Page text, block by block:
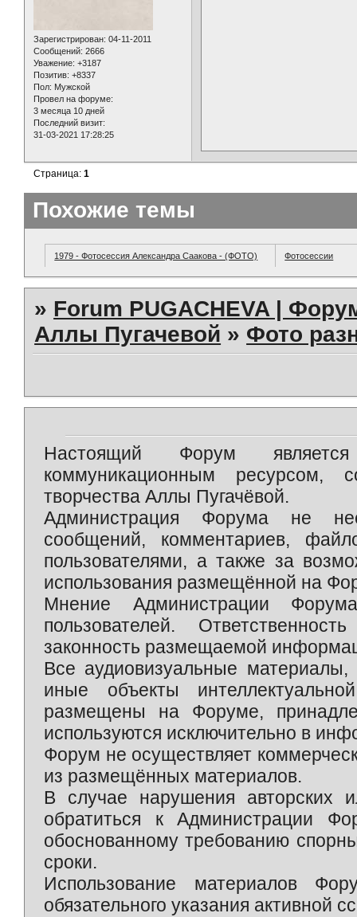
Зарегистрирован: 04-11-2011
Сообщений: 2666
Уважение: +3187
Позитив: +8337
Пол: Мужской
Провел на форуме:
3 месяца 10 дней
Последний визит:
31-03-2021 17:28:25
Страница:1
Похожие темы
1979 - Фотосессия Александра Саакова - (ФОТО) Фотосессии
» Forum PUGACHEVA |
Аллы Пугачевой » Фото
Настоящий Форум является
коммуникационным ресурсом,
творчества Аллы Пугачёвой.
Администрация Форума не
сообщений, комментариев,
пользователями, а также за
использования размещённой на
Мнение Администрации
пользователей.
законность размещаемой
Все аудиовизуальные
иные объекты
размещены на Форуме,
используются исключительно в
Форум не осуществляет
из размещённых материалов.
В случае нарушения авторских
обратиться к Администрации
обоснованному требованию
сроки.
Использование материалов
обязательного указания активной